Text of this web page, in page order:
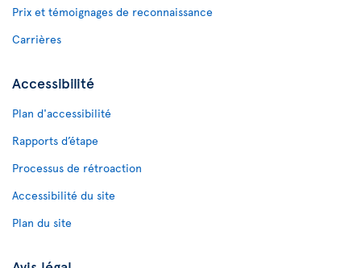
Prix et témoignages de reconnaissance
Carrières
Accessibilité
Plan d'accessibilité
Rapports d’étape
Processus de rétroaction
Accessibilité du site
Plan du site